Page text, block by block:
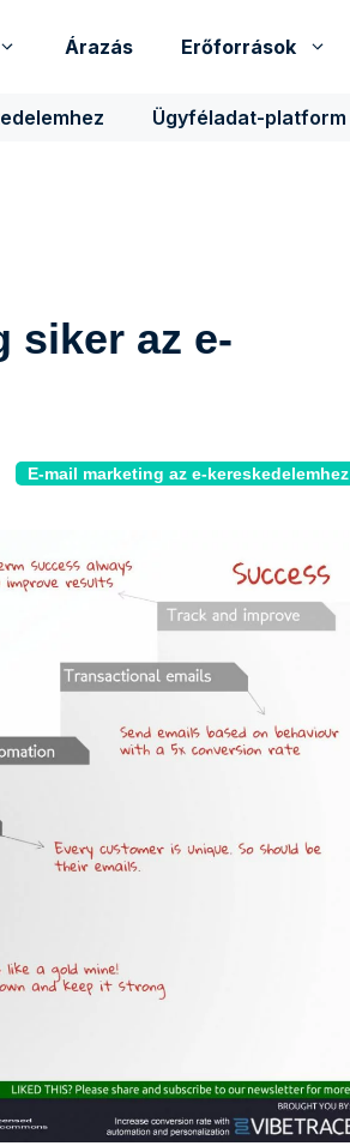
Árazás Erőforrások
Ügyféladat-platform
siker az e-
E-mail marketing az e-kereskedelemhez